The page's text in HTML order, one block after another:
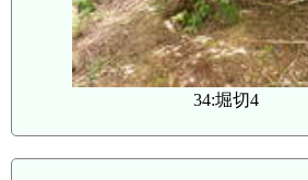
34:堀切4